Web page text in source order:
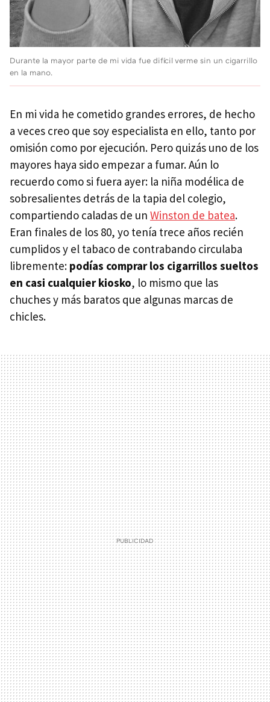
Durante la mayor parte de mi vida fue difícil verme sin un cigarrillo
en la mano.
En mi vida he cometido grandes errores, de hecho
a veces creo que soy especialista en ello, tanto por
omisión como por ejecución. Pero quizás uno de los
mayores haya sido empezar a fumar. Aún lo
recuerdo como si fuera ayer: la niña modélica de
sobresalientes detrás de la tapia del colegio,
compartiendo caladas de un Winston de batea.
Eran finales de los 80, yo tenía trece años recién
cumplidos y el tabaco de contrabando circulaba
libremente: podías comprar los cigarrillos sueltos
en casi cualquier kiosko, lo mismo que las
chuches y más baratos que algunas marcas de
chicles.